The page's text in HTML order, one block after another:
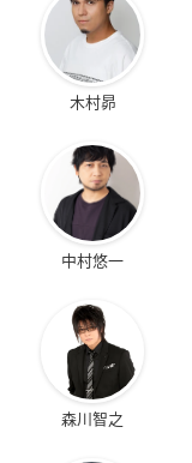
木村昴
中村悠一
森川智之